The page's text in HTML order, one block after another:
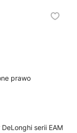
prawo
serii EAM